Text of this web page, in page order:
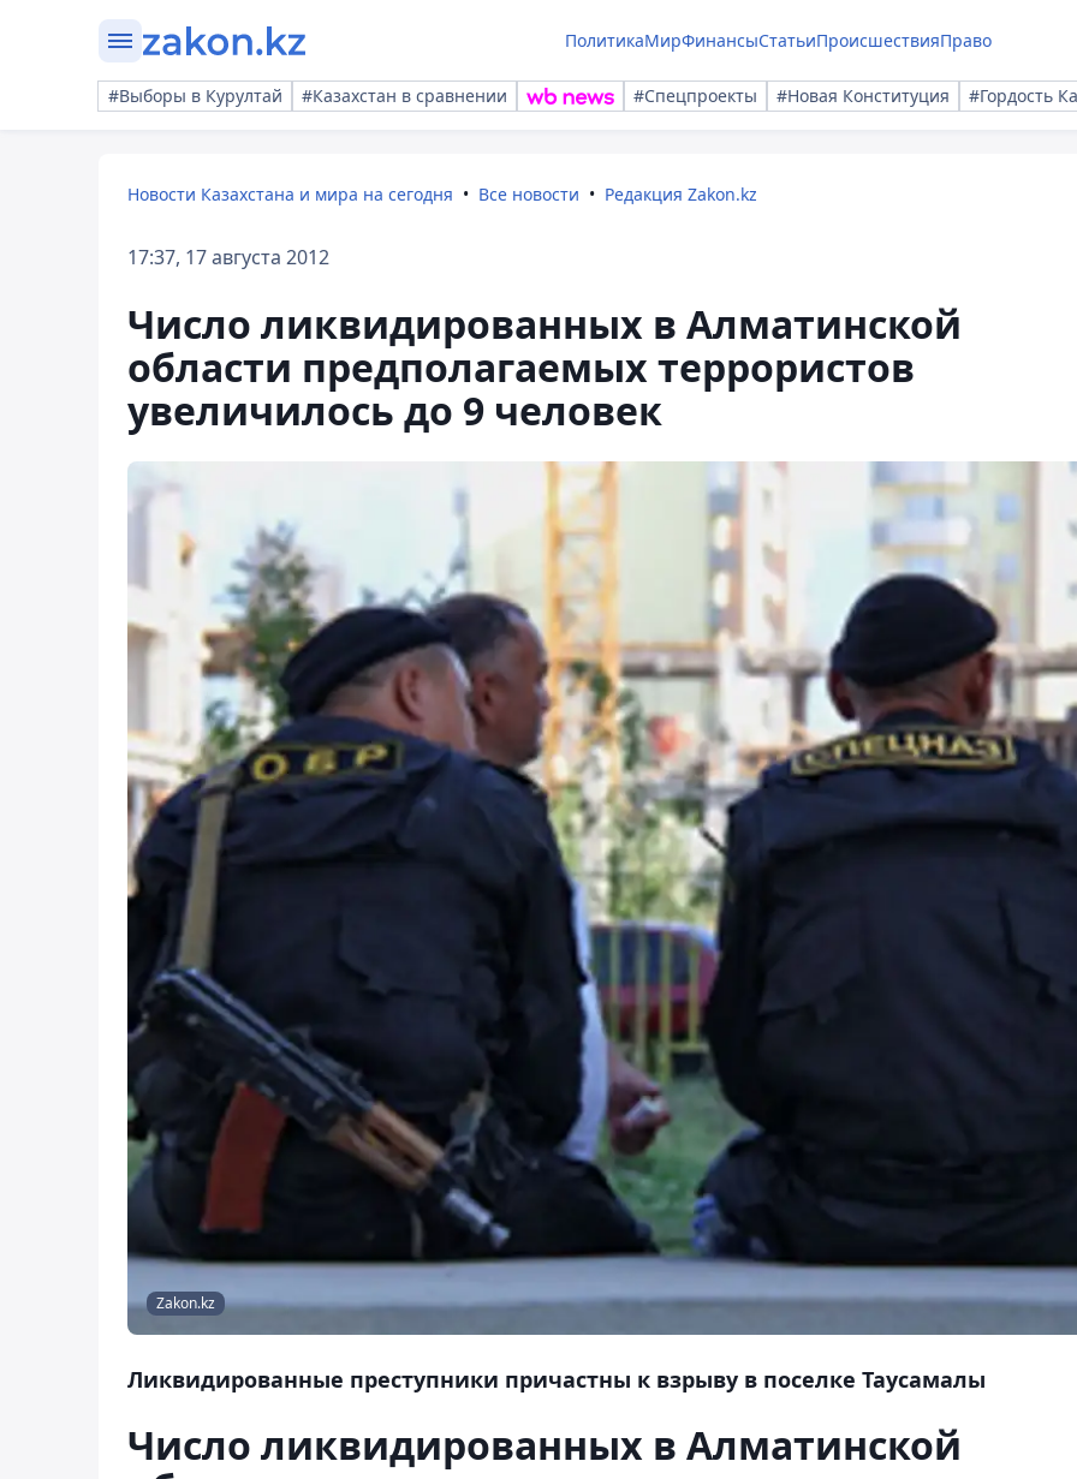
ПолитикаМирФинансыСтатьиПроисшествияПраво
#Выборы в Курултай #Казахстан в сравнении #Спецпроекты #Новая Конституция #Гордость
Новости Казахстана и мира на сегодня Все новости Редакция Zakon.kz
17:37, 17 августа 2012
Число ликвидированных в Алматинской
области предполагаемых террористов
увеличилось до 9 человек
Zakon.kz
Ликвидированные преступники причастны к взрыву в поселке Таусамалы
Число ликвидированных в Алматинской